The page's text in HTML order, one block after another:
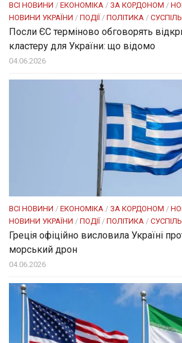
ВСІ НОВИНИ / ЕКОНОМІКА / ЗА КОРДОНОМ /
НОВИНИ УКРАЇНИ / ПОДІЇ / ПОЛІТИКА /
Посли ЄC терміново обговорять
кластеру для України: що відомо
04.06.2026
ВСІ НОВИНИ / ЕКОНОМІКА / ЗА КОРДОНОМ /
НОВИНИ УКРАЇНИ / ПОДІЇ / ПОЛІТИКА /
Греція офіційно висловила Україні
морський дрон
04.06.2026